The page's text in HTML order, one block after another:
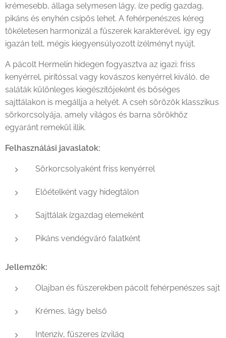
krémesebb, állaga selymesen lágy, íze pedig gazdag,
pikáns és enyhén csípős lehet. A fehérpenészes kéreg
tökéletesen harmonizál a fűszerek karakterével, így egy
igazán telt, mégis kiegyensúlyozott ízélményt nyújt.
A pácolt Hermelin hidegen fogyasztva az igazi: friss
kenyérrel, pirítóssal vagy kovászos kenyérrel kiváló, de
saláták különleges kiegészítőjeként és bőséges
sajttálakon is megállja a helyét. A cseh sörözők klasszikus
sörkorcsolyája, amely világos és barna sörökhöz
egyaránt remekül illik.
Felhasználási javaslatok:
Sörkorcsolyaként friss kenyérrel
Előételként vagy hidegtálon
Sajttálak ízgazdag elemeként
Pikáns vendégváró falatként
Jellemzők:
Olajban és fűszerekben pácolt fehérpenészes sajt
Krémes, lágy belső
Intenzív, fűszeres ízvilág